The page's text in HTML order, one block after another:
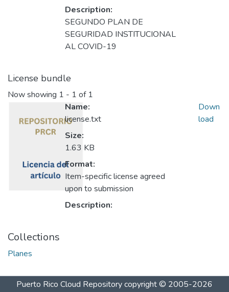
Description:
SEGUNDO PLAN DE
SEGURIDAD INSTITUCIONAL
AL COVID-19
License bundle
Now showing 1 - 1 of 1
Name:
license.txt
Size:
1.63 KB
Format:
Item-specific license agreed
upon to submission
Description:
Down
load
Collections
Planes
Puerto Rico Cloud Repositorycopyright © 2005-2026